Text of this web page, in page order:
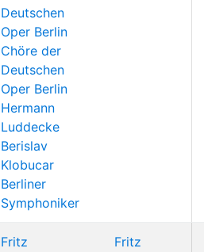
Deutschen
Oper Berlin
Chöre der
Deutschen
Oper Berlin
Hermann
Luddecke
Berislav
Klobucar
Berliner
Symphoniker
Fritz
Fritz